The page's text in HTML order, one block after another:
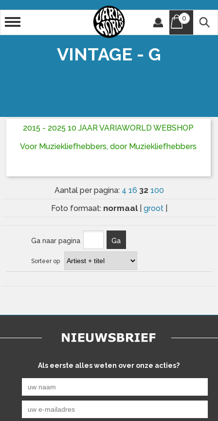
0
VINTAGE - G
2015 - 2025 10 JAAR VARIAWORLD WEBSHOP
Voor Muziekliefhebbers, door Muziekliefhebbers
Aantal per pagina: 4 16 32 100
Foto formaat: normaal groot
Ga naar pagina Ga
Sorteer op
Als eerste alles weten over onze acties?